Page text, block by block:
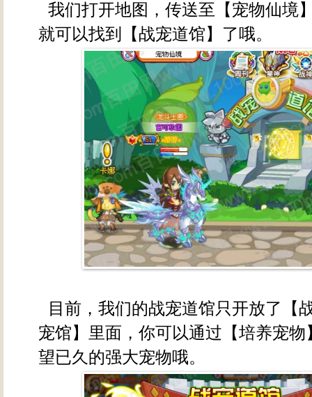
我们打开地图，传送至【宠物仙境
就可以找到【战宠道馆】了哦。
目前，我们的战宠道馆只开放了【
宠馆】里面，你可以通过【培养宠物
望已久的强大宠物哦。